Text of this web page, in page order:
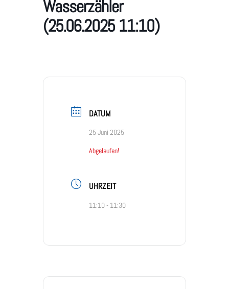
Wasserzähler
(25.06.2025 11:10)
DATUM
25 Juni 2025
Abgelaufen!
UHRZEIT
11:10 - 11:30